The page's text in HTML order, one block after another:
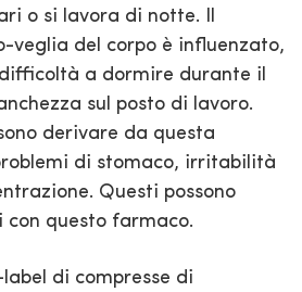
o si lavora di notte. Il
veglia del corpo è influenzato,
a dormire durante il
sul posto di lavoro.
derivare da questa
di stomaco, irritabilità
Questi possono
questo farmaco.
di compresse di